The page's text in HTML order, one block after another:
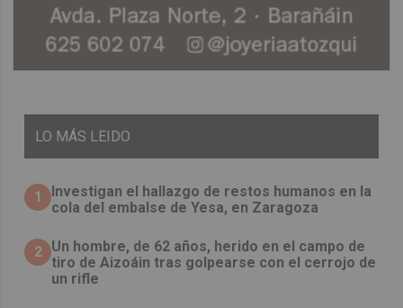
LO MÁS LEIDO
1
Investigan el hallazgo de restos humanos en la
cola del embalse de Yesa, en Zaragoza
2 Un hombre, de 62 años, herido en el campo de
tiro de Aizoáin tras golpearse con el cerrojo de
un rifle